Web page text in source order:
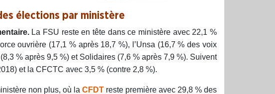
élections par ministère
La FSU reste en tête dans ce ministère avec 22,1 %
ouvrière (17,1 % après 18,7 %), l’Unsa (16,7 % des voix
% après 9,5 %) et Solidaires (7,6 % après 7,9 %). Suivent
et la CFCTC avec 3,5 % (contre 2,8 %).
non plus, où la CFDT reste première avec 29,8 % des